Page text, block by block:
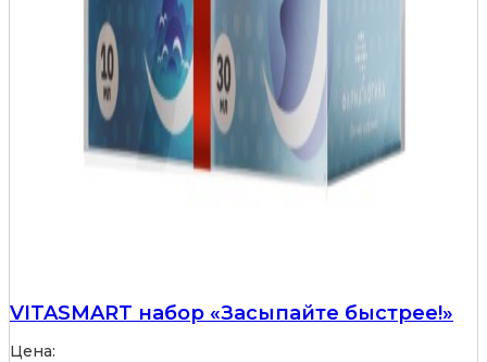
VITASMART набор «Засыпайте быстрее!»
Цена: